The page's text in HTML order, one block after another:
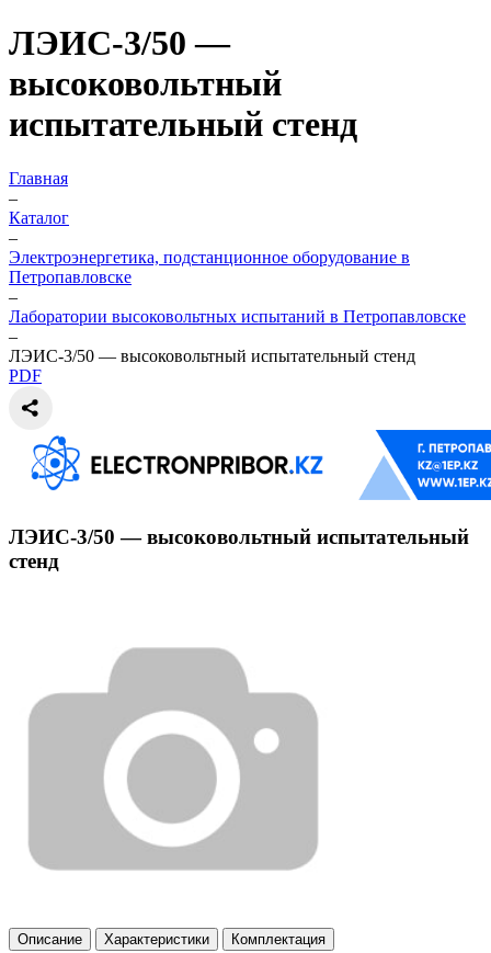
ЛЭИС-3/50 —
высоковольтный
испытательный стенд
Главная
–
Каталог
–
Электроэнергетика, подстанционное оборудование в
Петропавловске
–
Лаборатории высоковольтных испытаний в Петропавловске
–
ЛЭИС-3/50 — высоковольтный испытательный стенд
PDF
ЛЭИС-3/50 — высоковольтный испытательный
стенд
Описание Характеристики Комплектация